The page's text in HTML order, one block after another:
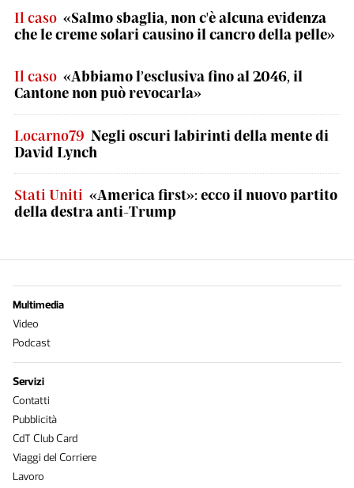
Il caso «Salmo sbaglia, non c'è alcuna evidenza
che le creme solari causino il cancro della pelle»
Il caso «Abbiamo l’esclusiva fino al 2046, il
Cantone non può revocarla»
Locarno79 Negli oscuri labirinti della mente di
David Lynch
Stati Uniti «America first»: ecco il nuovo partito
della destra anti-Trump
Multimedia
Video
Podcast
Servizi
Contatti
Pubblicità
CdT Club Card
Viaggi del Corriere
Lavoro